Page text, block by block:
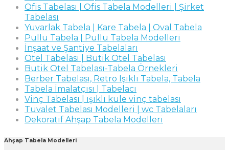
Ofis Tabelası | Ofis Tabela Modelleri | Şirket
Tabelası
Yuvarlak Tabela | Kare Tabela | Oval Tabela
Pullu Tabela | Pullu Tabela Modelleri
İnşaat ve Şantiye Tabelaları
Otel Tabelası | Butik Otel Tabelası
Butik Otel Tabelası-Tabela Örnekleri
Berber Tabelası, Retro Işıklı Tabela, Tabela
Tabela İmalatçısı | Tabelacı
Vinç Tabelası | ışıklı kule vinç tabelası
Tuvalet Tabelası Modelleri | wc Tabelaları
Dekoratif Ahşap Tabela Modelleri
Ahşap Tabela Modelleri